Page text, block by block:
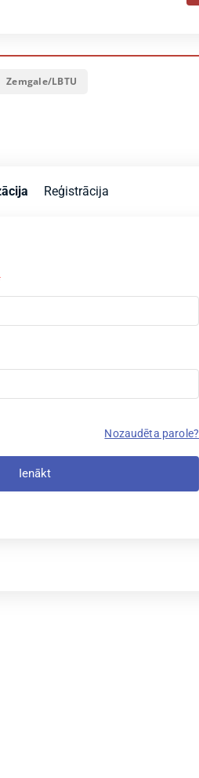
Zemgale/LBTU
Reģistrācija
Nozaudēta parole?
Ienākt